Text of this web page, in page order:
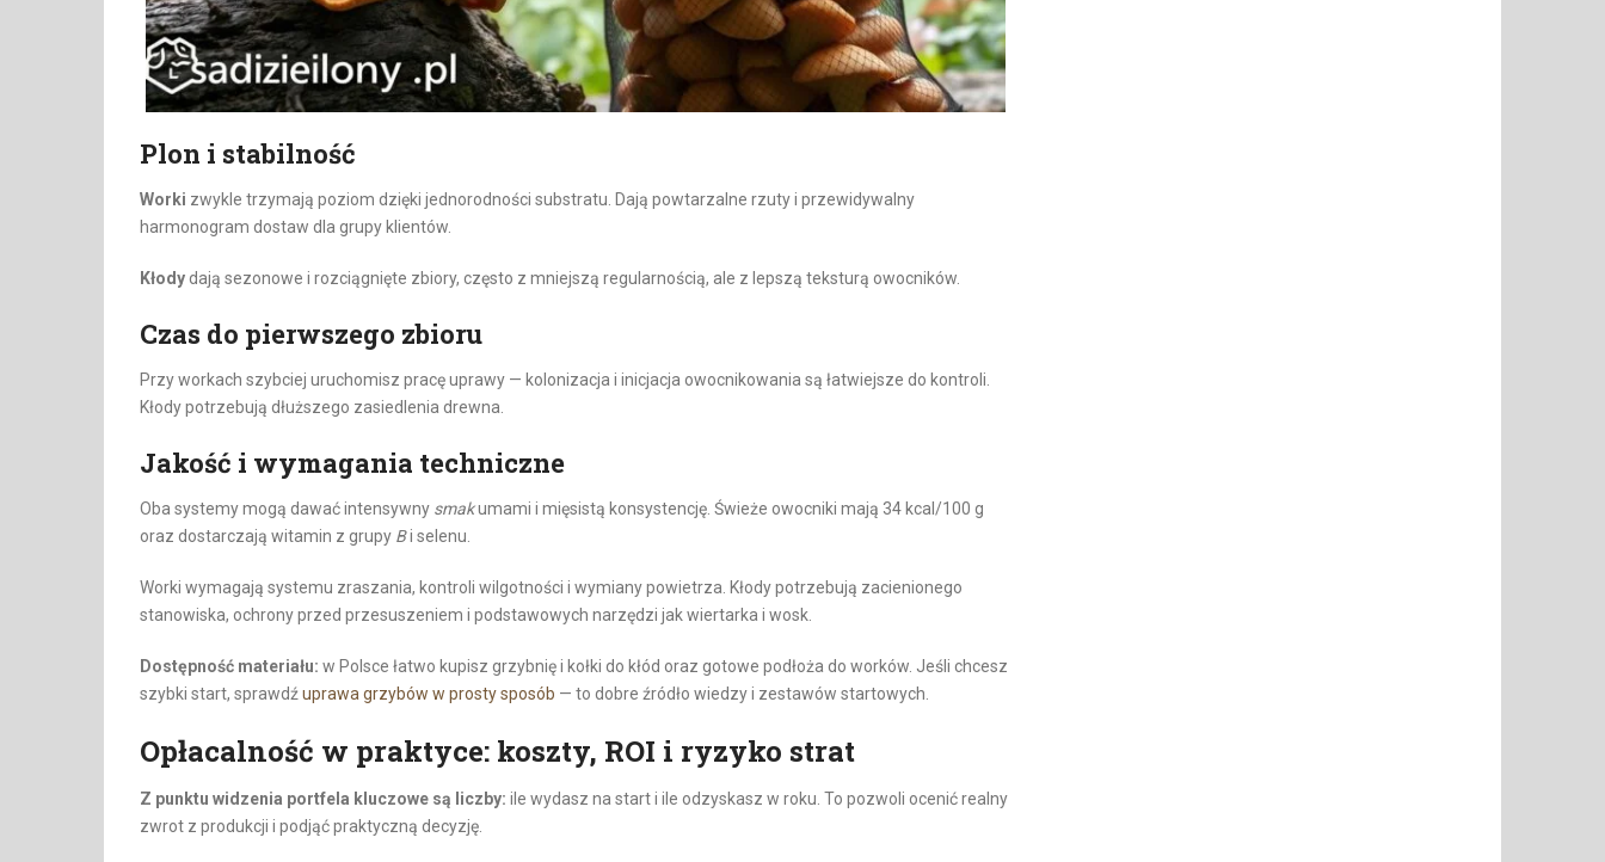
Plon i stabilność
Worki zwykle trzymają poziom dzięki jednorodności substratu. Dają powtarzalne rzuty i przewidywalny
harmonogram dostaw dla grupy klientów.
Kłody dają sezonowe i rozciągnięte zbiory, często z mniejszą regularnością, ale z lepszą teksturą owocników.
Czas do pierwszego zbioru
Przy workach szybciej uruchomisz pracę uprawy — kolonizacja i inicjacja owocnikowania są łatwiejsze do kontroli.
Kłody potrzebują dłuższego zasiedlenia drewna.
Jakość i wymagania techniczne
Oba systemy mogą dawać intensywny smakumami i mięsistą konsystencję. Świeże owocniki mają 34 kcal/100 g
oraz dostarczają witamin z grupy Bi selenu.
Worki wymagają systemu zraszania, kontroli wilgotności i wymiany powietrza. Kłody potrzebują zacienionego
stanowiska, ochrony przed przesuszeniem i podstawowych narzędzi jak wiertarka i wosk.
Dostępność materiału: w Polsce łatwo kupisz grzybnię i kołki do kłód oraz gotowe podłoża do worków. Jeśli chcesz
szybki start, sprawdźuprawa grzybów w prosty sposób — to dobre źródło wiedzy i zestawów startowych.
Opłacalność w praktyce: koszty, ROI i ryzyko strat
Z punktu widzenia portfela kluczowe są liczby: ile wydasz na start i ile odzyskasz w roku. To pozwoli ocenić realny
zwrot z produkcji i podjąć praktyczną decyzję.